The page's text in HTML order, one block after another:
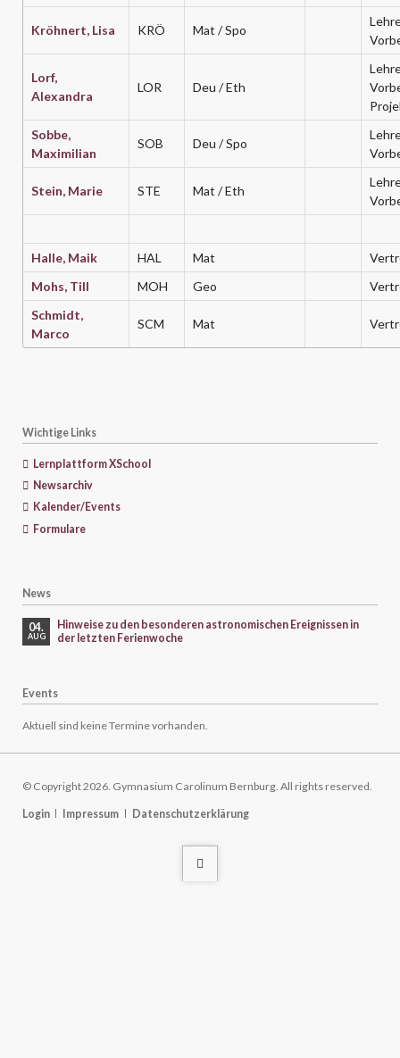
Kröhnert, Lisa KRÖ Mat / Spo
Lorf,
Alexandra
LOR Deu / Eth
Sobbe,
Maximilian
SOB Deu / Spo
Stein, Marie STE Mat / Eth
Halle, Maik HAL Mat
Mohs, Till
MOH Geo
Schmidt,
Marco
SCM Mat
Wichtige Links
Lernplattform XSchool
Newsarchiv
Kalender/Events
Formulare
News
04.
AUG
Hinweise zu den besonderen astronomischen Ereignissen in
der letzten Ferienwoche
Events
Aktuell sind keine Termine vorhanden.
© Copyright 2026. Gymnasium Carolinum Bernburg. All rights reserved.
Navigation
Login Impressum Datenschutzerklärung